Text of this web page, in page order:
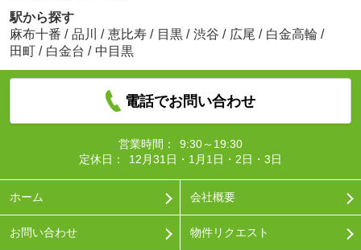
駅から探す
麻布十番 / 品川 / 恵比寿 / 目黒 / 渋谷 / 広尾 / 白金高輪 /
田町 / 白金台 / 中目黒
電話でお問い合わせ
営業時間：
9:30～19:30
定休日：
12月31日・1月1日・2日・3日
ホーム 会社概要
お問い合わせ 物件リクエスト